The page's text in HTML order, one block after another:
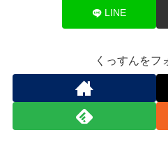
LINE
くっすんをフ